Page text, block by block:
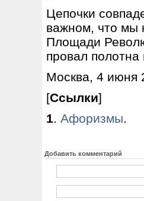
Цепочки
важном, что мы
Площади
провал полотна
Москва, 4 июня
[Ссылки]
1. Афоризмы.
Добавить комментарий